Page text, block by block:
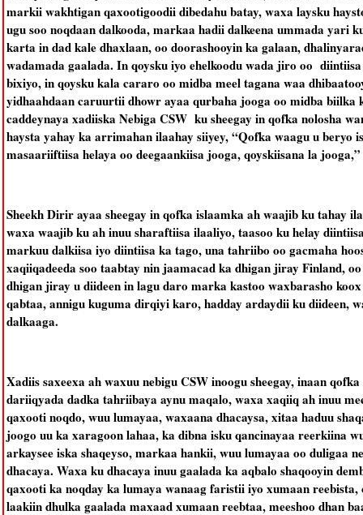
markii wakhtigan qaxootigoodii dibedahu batay, waxa laysku
ugu soo noqdaan dalkooda, markaa hadii dalkeena ummada yari
karta in dad kale dhaxlaan, oo doorashooyin ka galaan,
wadamada gaalada. In qoysku iyo ehelkoodu wada jiro oo
bixiyo, in qoysku kala cararo oo midba meel tagana waa
yidhaahdaan caruurtii dhowr ayaa qurbaha jooga oo midba biilka
caddeynaya xadiiska Nebiga CSW ku sheegay in qofka nolosha
haysta yahay ka arrimahan ilaahay siiyey, “Qofka waagu u beryo
masaariiftiisa helaya oo deegaankiisa jooga, qoyskiisana la jooga,”
Sheekh Dirir ayaa sheegay in qofka islaamka ah waajib ku tahay
waxa waajib ku ah inuu sharaftiisa ilaaliyo, taasoo ku helay
markuu dalkiisa iyo diintiisa ka tago, una tahriibo oo gacmaha
xaqiiqadeeda soo taabtay nin jaamacad ka dhigan jiray Finland,
dhigan jiray u diideen in lagu daro marka kastoo waxbarasho
qabtaa, annigu kuguma dirqiyi karo, hadday ardaydii ku diideen,
dalkaaga.
Xadiis saxeexa ah waxuu nebigu CSW inoogu sheegay, inaan
dariiqyada dadka tahriibaya aynu maqalo, waxa xaqiiq ah inuu
qaxooti noqdo, wuu lumayaa, waxaana dhacaysa, xitaa haduu
joogo uu ka xaragoon lahaa, ka dibna isku qancinayaa reerkiina
arkaysee iska shaqeyso, markaa hankii, wuu lumayaa oo duligaa
dhacaya. Waxa ku dhacaya inuu gaalada ka aqbalo shaqooyin
qaxooti ka noqday ka lumaya wanaag faristii iyo xumaan
laakiin dhulka gaalada maxaad xumaan reebtaa, meeshoo dhan